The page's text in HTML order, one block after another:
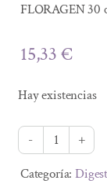
FLORAGEN 30
15,33€
Hay existencias
30
Alternative:
Categoría: